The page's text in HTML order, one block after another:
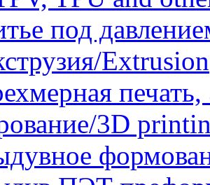
под
Extrusion
3D